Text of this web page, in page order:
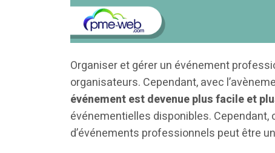
Organiser et gérer un événement
organisateurs. Cependant, avec
événement est devenue plus facile et
événementielles disponibles.
d’événements professionnels peut être